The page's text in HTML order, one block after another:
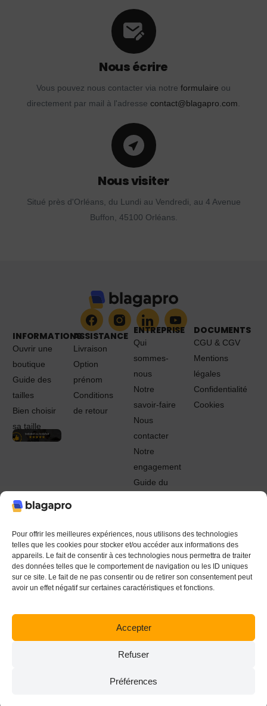
Pour offrir les meilleures expériences, nous utilisons des technologies
telles que les cookies pour stocker et/ou accéder aux informations des
appareils. Le fait de consentir à ces technologies nous permettra de traiter
des données telles que le comportement de navigation ou les ID uniques
sur ce site. Le fait de ne pas consentir ou de retirer son consentement peut
avoir un effet négatif sur certaines caractéristiques et fonctions.
Accepter
Refuser
Préférences
Nous écrire
Vous pouvez nous contacter via notre formulaire ou
directement par mail à l'adresse contact@blagapro.com.
Nous visiter
Situé près d'Orléans, du Lundi au Vendredi, au 4 Avenue
Buffon, 45100 Orléans.
INFORMATIONS
Ouvrir une
boutique
Guide des
tailles
Bien choisir
sa taille
ASSISTANCE
Livraison
Option
prénom
Conditions
de retour
ENTREPRISE
Qui
sommes-
nous
Notre
savoir-faire
Nous
contacter
Notre
engagement
Guide du
DOCUMENTS
CGU & CGV
Mentions
légales
Confidentialité
Cookies
© 2022 - 2024 Blagapro. Tous droits réservés. Textiles
personnalisés à Orléans